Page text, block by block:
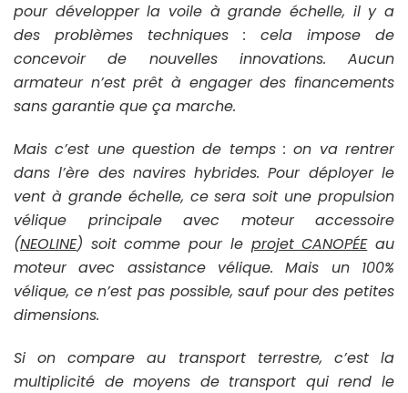
pour développer la voile à grande échelle, il y a
des problèmes techniques : cela impose de
concevoir de nouvelles innovations. Aucun
armateur n’est prêt à engager des financements
sans garantie que ça marche.
Mais c’est une question de temps : on va rentrer
dans l’ère des navires hybrides. Pour déployer le
vent à grande échelle, ce sera soit une propulsion
vélique principale avec moteur accessoire
(NEOLINE) soit comme pour le projet CANOPÉEau
moteur avec assistance vélique. Mais un 100%
vélique, ce n’est pas possible, sauf pour des petites
dimensions.
Si on compare au transport terrestre, c’est la
multiplicité de moyens de transport qui rend le